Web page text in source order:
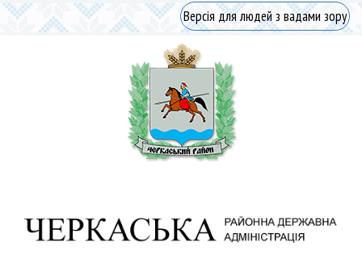
Версія для людей з вадами зору